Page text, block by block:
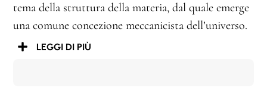
tema della struttura della materia, dal quale emerge
una comune concezione meccanicista dell’universo.
LEGGI DI PIÙ